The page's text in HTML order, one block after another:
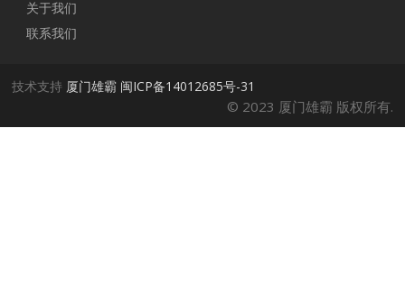
关于我们
联系我们
技术支持 厦门雄霸 闽ICP备14012685号-31
© 2023 厦门雄霸 版权所有.